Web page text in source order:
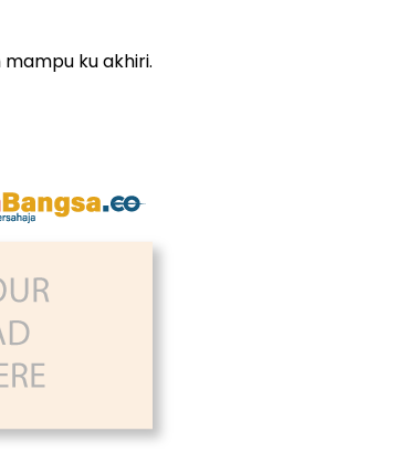
ku akhiri.